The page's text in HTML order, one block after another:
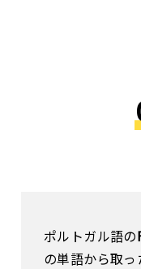
ポルトガル語の
の単語から取